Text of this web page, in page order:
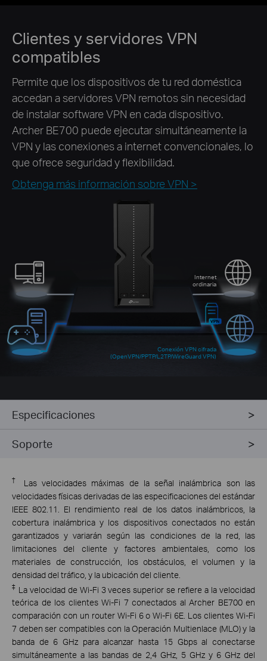
Clientes y servidores VPN
compatibles
Permite que los dispositivos de tu red doméstica
accedan a servidores VPN remotos sin necesidad
de instalar software VPN en cada dispositivo.
Archer BE700 puede ejecutar simultáneamente la
VPN y las conexiones a internet convencionales, lo
que ofrece seguridad y flexibilidad.
Obtenga más información sobre VPN >
Internet
ordinaria
Conexión VPN cifrada
(OpenVPN/PPTP/L2TP/WireGuard VPN)
Especificaciones
Soporte
†
Las velocidades máximas de la señal inalámbrica son las
velocidades físicas derivadas de las especificaciones del estándar
IEEE 802.11. El rendimiento real de los datos inalámbricos, la
cobertura inalámbrica y los dispositivos conectados no están
garantizados y variarán según las condiciones de la red, las
limitaciones del cliente y factores ambientales, como los
materiales de construcción, los obstáculos, el volumen y la
densidad del tráfico, y la ubicación del cliente.
‡ La velocidad de Wi-Fi 3 veces superior se refiere a la velocidad
teórica de los clientes Wi-Fi 7 conectados al Archer BE700 en
comparación con un router Wi-Fi 6 o Wi-Fi 6E. Los clientes Wi-Fi
7 deben ser compatibles con la Operación Multienlace (MLO) y la
banda de 6 GHz para alcanzar hasta 15 Gbps al conectarse
simultáneamente a las bandas de 2,4 GHz, 5 GHz y 6 GHz del